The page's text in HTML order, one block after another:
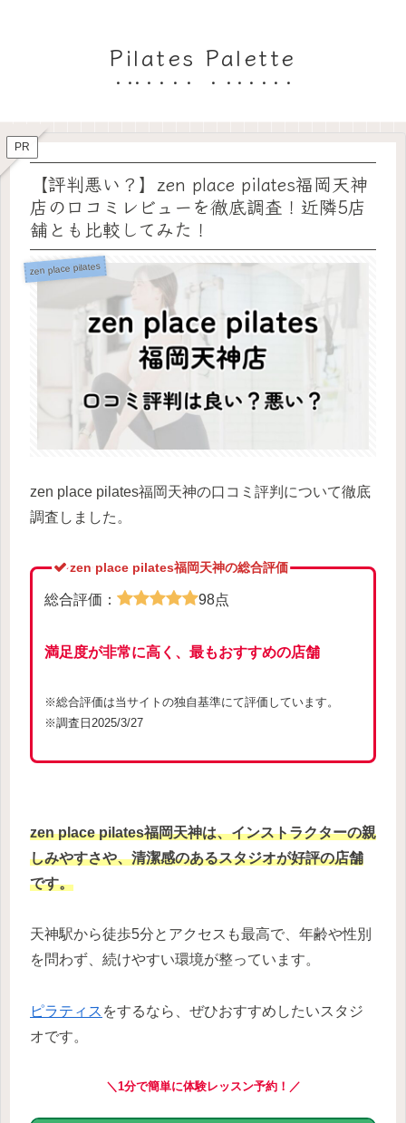
Pilates Palette
PR
【評判悪い？】zen place pilates福岡天神
店の口コミレビューを徹底調査！近隣5店
舗とも比較してみた！
zen place pilates
zen place pilates福岡天神の口コミ評判について徹底
調査しました。
zen place pilates福岡天神の総合評価
総合評価： 98点
満足度が非常に高く、最もおすすめの店舗
※総合評価は当サイトの独自基準にて評価しています。
※調査日2025/3/27
zen place pilates福岡天神は、インストラクターの親
しみやすさや、清潔感のあるスタジオが好評の店舗
です。
天神駅から徒歩5分とアクセスも最高で、年齢や性別
を問わず、続けやすい環境が整っています。
ピラティス をするなら、ぜひおすすめしたいスタジ
オです。
＼1分で簡単に体験レッスン予約！／